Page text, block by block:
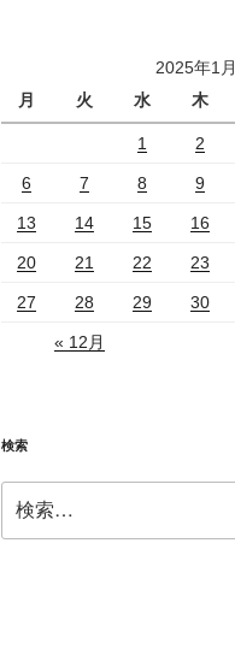
2025年1月
月
火 水 木
1 2
6 7 8 9
13 14 15 16
20 21 22 23
27 28 29 30
« 12月
検索
索: